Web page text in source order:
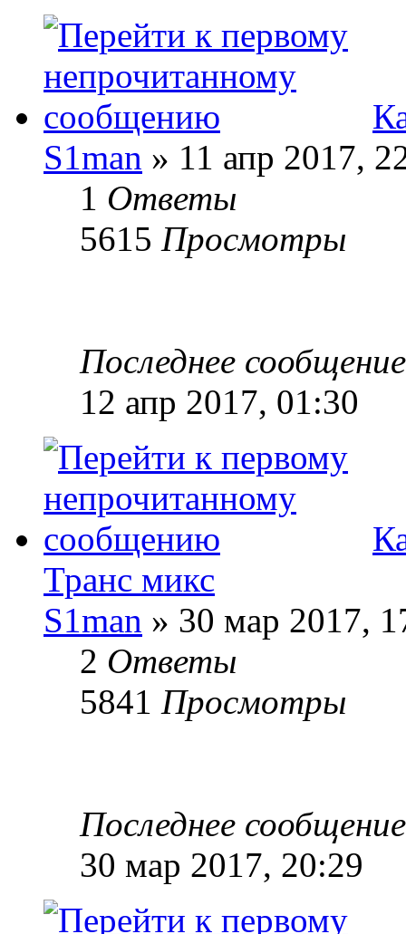
S1man » 11 апр 2017,
1 Ответы
5615 Просмотры
Последнее
12 апр 2017, 01:30
Транс микс
S1man » 30 мар 2017,
2 Ответы
5841 Просмотры
Последнее
30 мар 2017, 20:29